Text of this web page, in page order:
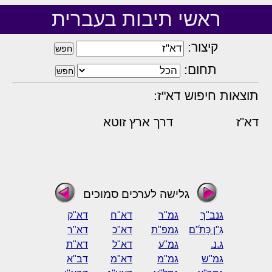
ראשי תיבות בעברית
קיצור:
תחום:
תוצאות חיפוש דא"ז:
דא"ז דרך ארץ זוטא
גלישה לערכים סמוכים
גנב"ך גמ"ר דא"ח
דא"ק
גַּ"ן כָּתֹ"ם
גמפ"ת דא"כ
דא"ר
ג.נ.
גמ"ע דא"ל
דא"ת
גמ"ש
גמ"מ דא"מ
דב"א